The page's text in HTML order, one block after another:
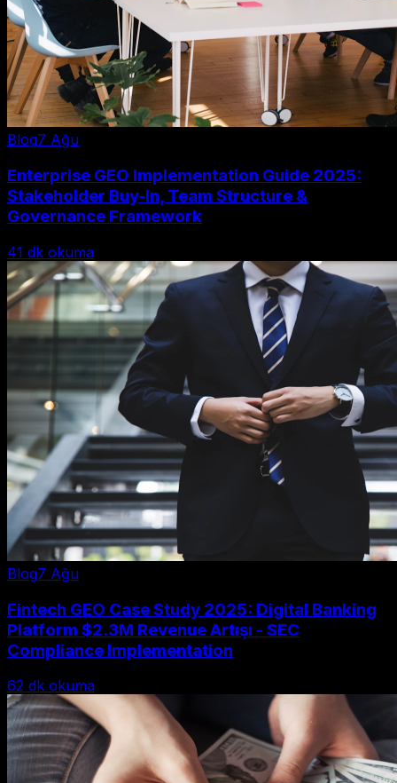
Blog7 Ağu
Enterprise GEO Implementation Guide 2025:
Stakeholder Buy-In, Team Structure &
Governance Framework
41 dk okuma
Blog7 Ağu
Fintech GEO Case Study 2025: Digital Banking
Platform $2.3M Revenue Artışı - SEC
Compliance Implementation
62 dk okuma